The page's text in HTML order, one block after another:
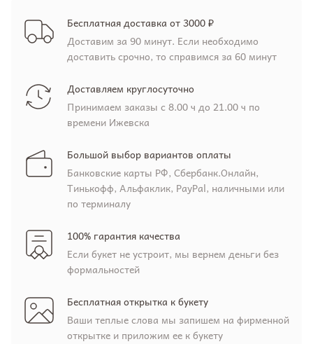
Бесплатная доставка от 3000 ₽
Доставим за 90 минут. Если необходимо
доставить срочно, то справимся за 60 минут
Доставляем круглосуточно
Принимаем заказы с 8.00 ч до 21.00 ч по
времени Ижевска
Большой выбор вариантов оплаты
Банковские карты РФ, Сбербанк.Онлайн,
Тинькофф, Альфаклик, PayPal, наличными или
по терминалу
100% гарантия качества
Если букет не устроит, мы вернем деньги без
формальностей
Бесплатная открытка к букету
Ваши теплые слова мы запишем на фирменной
открытке и приложим ее к букету